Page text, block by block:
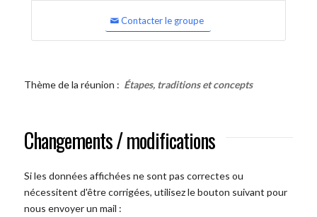
Contacter le groupe
Thème de la réunion : Étapes, traditions et concepts
Changements / modifications
Si les données affichées ne sont pas correctes ou
nécessitent d'être corrigées, utilisez le bouton suivant pour
nous envoyer un mail :